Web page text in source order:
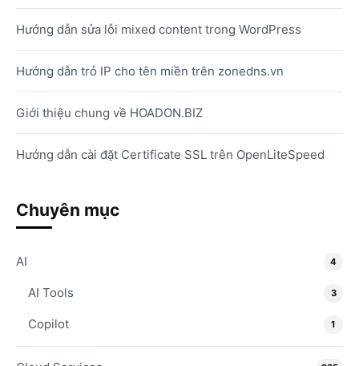
Hướng dẫn sửa lỗi mixed content trong WordPress
Hướng dẫn trỏ IP cho tên miền trên zonedns.vn
Giới thiệu chung về HOADON.BIZ
Hướng dẫn cài đặt Certificate SSL trên OpenLiteSpeed
Chuyên mục
AI 4
AI Tools 3
Copilot 1